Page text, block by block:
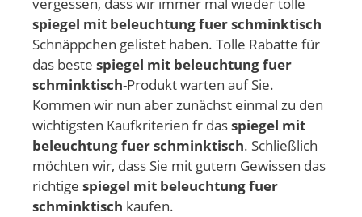
vergessen, dass wir immer mal wieder tolle
spiegel mit beleuchtung fuer schminktisch
Schnäppchen gelistet haben. Tolle Rabatte für
das beste spiegel mit beleuchtung fuer
schminktisch-Produkt warten auf Sie.
Kommen wir nun aber zunächst einmal zu den
wichtigsten Kaufkriterien fr dasspiegel mit
beleuchtung fuer schminktisch. Schließlich
möchten wir, dass Sie mit gutem Gewissen das
richtige spiegel mit beleuchtung fuer
schminktisch kaufen.